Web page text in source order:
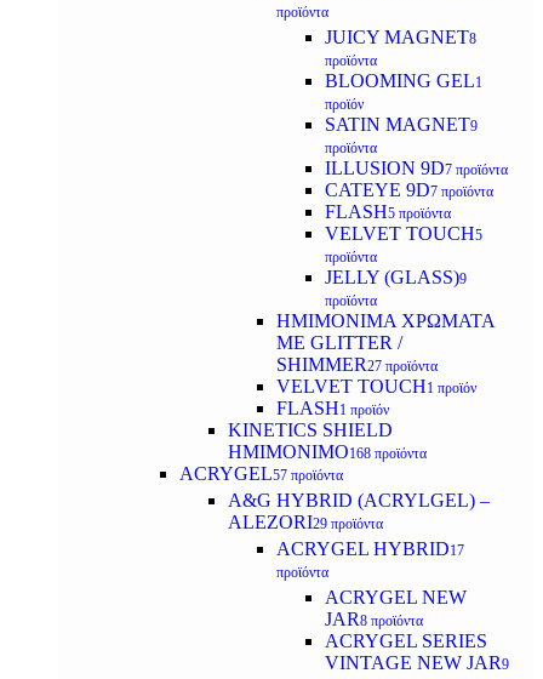
προϊόντα
JUICY MAGNET8
προϊόντα
BLOOMING GEL1
προϊόν
SATIN MAGNET9
προϊόντα
ILLUSION 9D7 προϊόντα
CATEYE 9D7 προϊόντα
FLASH5 προϊόντα
VELVET TOUCH5
προϊόντα
JELLY (GLASS)9
προϊόντα
ΗΜΙΜΟΝΙΜA ΧΡΩΜΑΤΑ
ΜΕ GLITTER /
SHIMMER27 προϊόντα
VELVET TOUCH1 προϊόν
FLASH1 προϊόν
KINETICS SHIELD
ΗΜΙΜΟΝΙΜΟ168 προϊόντα
ACRYGEL57 προϊόντα
A&G HYBRID (ACRYLGEL) –
ALEZORI29 προϊόντα
ACRYGEL HYBRID17
προϊόντα
ACRYGEL NEW
JAR8 προϊόντα
ACRYGEL SERIES
VINTAGE NEW JAR9